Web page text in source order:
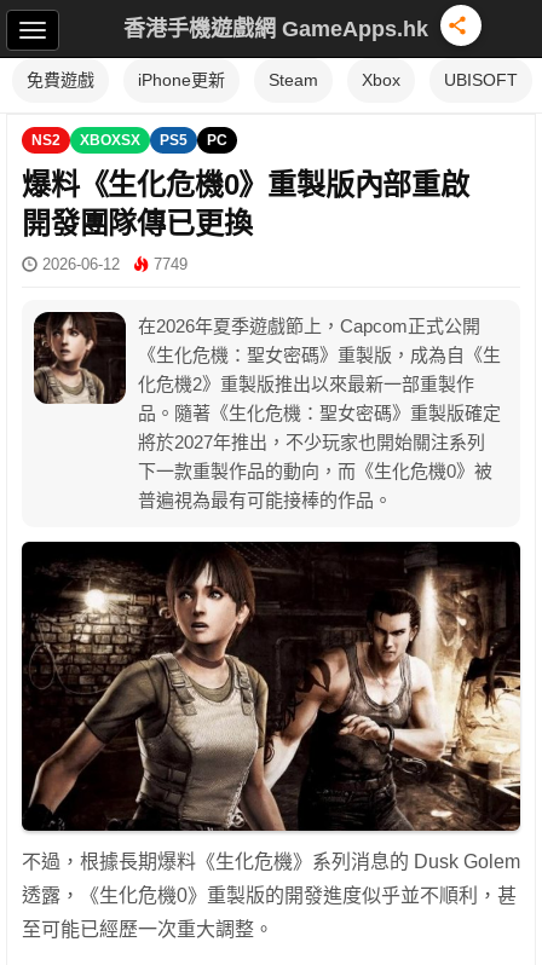
香港手機遊戲網 GameApps.hk
免費遊戲 iPhone更新 Steam Xbox UBISOFT
NS2 XBOXSX PS5 PC
爆料《生化危機0》重製版內部重啟
開發團隊傳已更換
2026-06-12 7749
在2026年夏季遊戲節上，Capcom正式公開
《生化危機：聖女密碼》重製版，成為自《生
化危機2》重製版推出以來最新一部重製作
品。隨著《生化危機：聖女密碼》重製版確定
將於2027年推出，不少玩家也開始關注系列
下一款重製作品的動向，而《生化危機0》被
普遍視為最有可能接棒的作品。
不過，根據長期爆料《生化危機》系列消息的 Dusk Golem
透露，《生化危機0》重製版的開發進度似乎並不順利，甚
至可能已經歷一次重大調整。